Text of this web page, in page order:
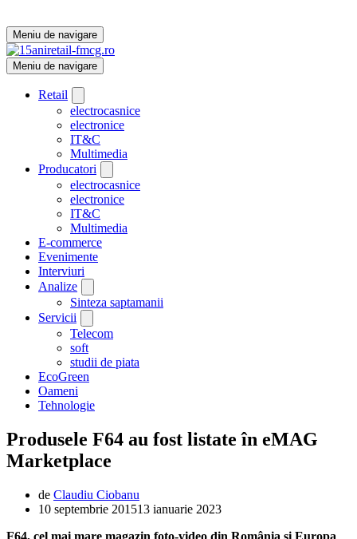
Meniu de navigare
Meniu de navigare
Retail
electrocasnice
electronice
IT&C
Multimedia
Producatori
electrocasnice
electronice
IT&C
Multimedia
E-commerce
Evenimente
Interviuri
Analize
Sinteza saptamanii
Servicii
Telecom
soft
studii de piata
EcoGreen
Oameni
Tehnologie
Produsele F64 au fost listate în eMAG
Marketplace
de Claudiu Ciobanu
10 septembrie 201513 ianuarie 2023
F64, cel mai mare magazin foto-video din România și Europa